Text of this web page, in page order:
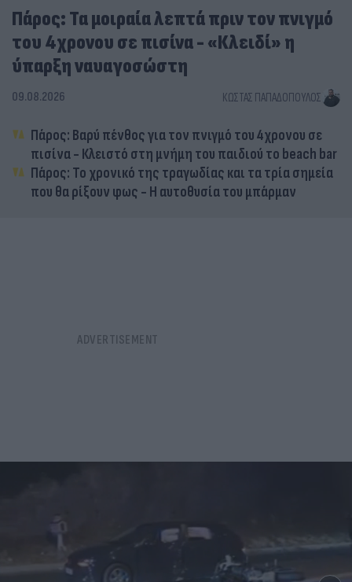
Πάρος: Τα μοιραία λεπτά πριν τον πνιγμό
του 4χρονου σε πισίνα - «Κλειδί» η
ύπαρξη ναυαγοσώστη
09.08.2026 ΚΏΣΤΑΣ ΠΑΠΑΔΌΠΟΥΛΟΣ
Πάρος: Βαρύ πένθος για τον πνιγμό του 4χρονου σε
πισίνα - Κλειστό στη μνήμη του παιδιού το beach bar
Πάρος: Το χρονικό της τραγωδίας και τα τρία σημεία
που θα ρίξουν φως - Η αυτοθυσία του μπάρμαν